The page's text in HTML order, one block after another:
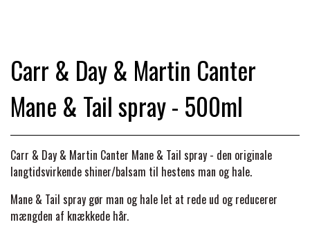
TILSKUD & VITAMINER
LONGERING
PONY & SHETTY
SIKKERHEDSVESTE
HANDSKER
SHAMPOO & SHINER
HOVPLEJE
LÆDER & UDSTYRSPLEJE
KLIPPEMASKINER & STØVSUGERE
GRIMER & TRÆKTOV
SELER & TILBEHØR
HOVEDLAG & TILBEHØR
GAMSCHER & BANDAGER
PREMIER EQUINE REGN - &
OVERGANGSDÆKKEN
PREMIER EQUINE VINTERDÆKKEN
PREMIER EQUINE STALDDÆKKEN
BRANDS
Carr & Day & Martin Canter
Mane & Tail spray - 500ml
Carr & Day & Martin Canter Mane & Tail spray - den originale
langtidsvirkende shiner/balsam til hestens man og hale.
Mane & Tail spray gør man og hale let at rede ud og reducerer
mængden af knækkede hår.